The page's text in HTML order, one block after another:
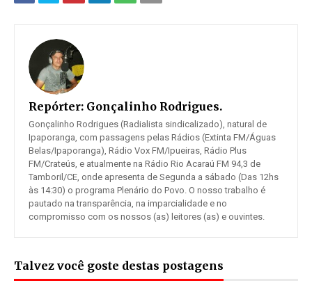
Repórter: Gonçalinho Rodrigues.
Gonçalinho Rodrigues (Radialista sindicalizado), natural de
Ipaporanga, com passagens pelas Rádios (Extinta FM/Águas
Belas/Ipaporanga), Rádio Vox FM/Ipueiras, Rádio Plus
FM/Crateús, e atualmente na Rádio Rio Acaraú FM 94,3 de
Tamboril/CE, onde apresenta de Segunda a sábado (Das 12hs
às 14:30) o programa Plenário do Povo. O nosso trabalho é
pautado na transparência, na imparcialidade e no
compromisso com os nossos (as) leitores (as) e ouvintes.
Talvez você goste destas postagens